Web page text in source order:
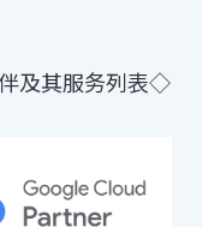
及其服务列表◇